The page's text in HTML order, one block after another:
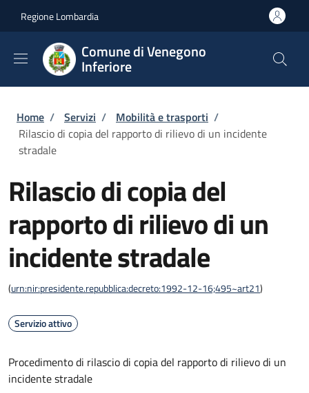
Regione Lombardia
Comune di Venegono
Inferiore
Briciole di pane
Home / Servizi / Mobilità e trasporti /
Rilascio di copia del rapporto di rilievo di un incidente
stradale
Rilascio di copia del
rapporto di rilievo di un
incidente stradale
(urn:nir:presidente.repubblica:decreto:1992-12-16;495~art21)
Servizio attivo
Procedimento di rilascio di copia del rapporto di rilievo di un
incidente stradale